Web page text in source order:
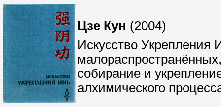
Цзе Кун (2004)
Искусство Укрепления
собирание и
алхимического